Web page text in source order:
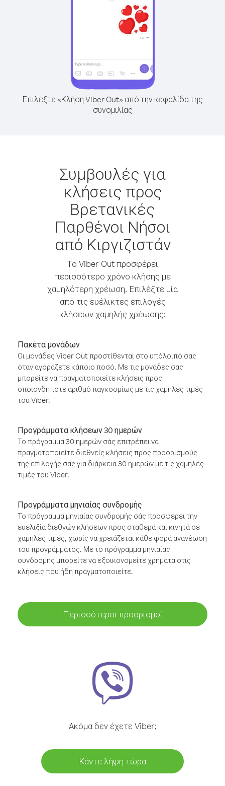
Επιλέξτε «Κλήση Viber Out» από την κεφαλίδα της
συνομιλίας
Συμβουλές για
κλήσεις προς
Βρετανικές
Παρθένοι Νήσοι
από Κιργιζιστάν
Το Viber Out προσφέρει
περισσότερο χρόνο κλήσης με
χαμηλότερη χρέωση. Επιλέξτε μία
από τις ευέλικτες επιλογές
κλήσεων χαμηλής χρέωσης:
Πακέτα μονάδων
Οι μονάδες Viber Out προστίθενται στο υπόλοιπό σας
όταν αγοράζετε κάποιο ποσό. Με τις μονάδες σας
μπορείτε να πραγματοποιείτε κλήσεις προς
οποιονδήποτε αριθμό παγκοσμίως με τις χαμηλές τιμές
του Viber.
Προγράμματα κλήσεων 30 ημερών
Το πρόγραμμα 30 ημερών σάς επιτρέπει να
πραγματοποιείτε διεθνείς κλήσεις προς προορισμούς
της επιλογής σας για διάρκεια 30 ημερών με τις χαμηλές
τιμές του Viber.
Προγράμματα μηνιαίας συνδρομής
Το πρόγραμμα μηνιαίας συνδρομής σάς προσφέρει την
ευελιξία διεθνών κλήσεων προς σταθερά και κινητά σε
χαμηλές τιμές, χωρίς να χρειάζεται κάθε φορά ανανέωση
του προγράμματος. Με το πρόγραμμα μηνιαίας
συνδρομής μπορείτε να εξοικονομείτε χρήματα στις
κλήσεις που ήδη πραγματοποιείτε.
Περισσότεροι προορισμοί
Ακόμα δεν έχετε Viber;
Κάντε λήψη τώρα